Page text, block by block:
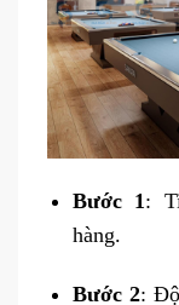
Bước 1 :
hàng.
Bước 2: